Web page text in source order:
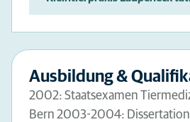
Ausbildung &
2002: Staatsexamen
Bern 2003-2004: